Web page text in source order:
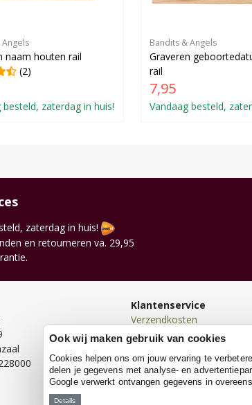
Angels
naam houten rail
(2)
besteld, zaterdag in huis!
Bandits & Angels
Graveren
rail
7,95
Vandaag besteld,
zaterdag in huis!
en retourneren va. 29,95
Klantenservice
Verzendkosten
Bezorgen
Betalen
Retourneren
Ook wij maken gebruik van cookies
Cookies helpen ons om jouw ervaring te
delen je gegevens met analyse- en
Google verwerkt ontvangen gegevens in
Details